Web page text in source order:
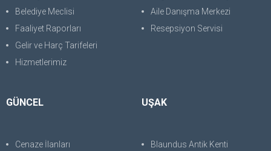
Belediye Meclisi
Faaliyet Raporları
Gelir ve Harç Tarifeleri
Hizmetlerimiz
Aile Danışma Merkezi
Resepsiyon Servisi
GÜNCEL
Cenaze İlanları
UŞAK
Blaundus Antik Kenti